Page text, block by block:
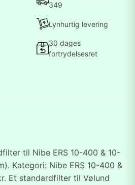
349
Lynhurtig levering
30 dages
fortrydelsesret
til Nibe ERS 10-400 & 10-
Kategori: Nibe ERS 10-400 &
Et standardfilter til Vølund